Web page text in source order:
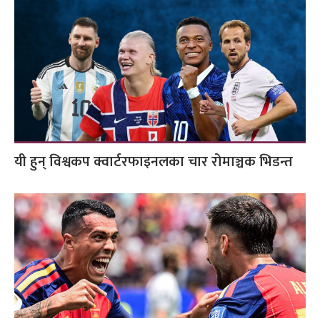
यी हुन् विश्वकप क्वार्टरफाइनलका चार रोमाञ्चक भिडन्त